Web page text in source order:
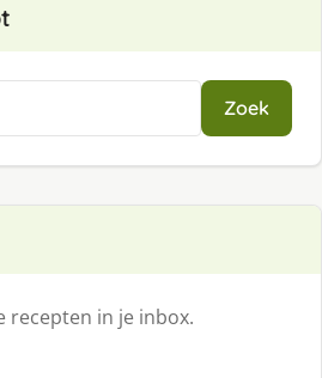
Zoek
recepten in je inbox.